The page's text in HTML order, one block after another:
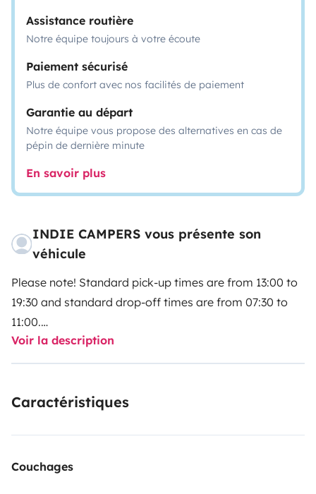
Assistance routière
Notre équipe toujours à votre écoute
Paiement sécurisé
Plus de confort avec nos facilités de paiement
Garantie au départ
Notre équipe vous propose des alternatives en cas de
pépin de dernière minute
En savoir plus
INDIE CAMPERS vous présente son
véhicule
Please note! Standard pick-up times are from 13:00 to
19:30 and standard drop-off times are from 07:30 to
11:00.
Please select your pick-up and drop-off times directly
with our partner Indie Campers.
Indie Campers offers a 24/7 pick-up and drop-off
and return incur no additional charges. If these times
Voir la description
Caractéristiques
Couchages